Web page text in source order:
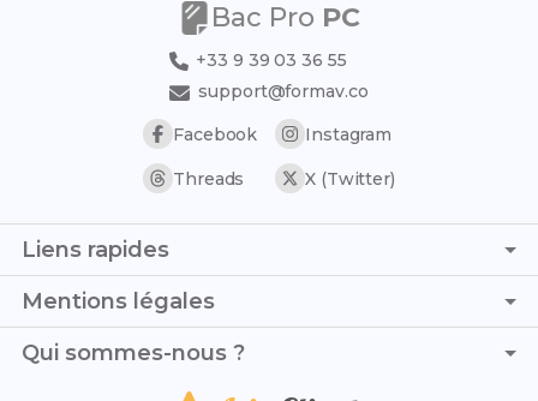
Bac Pro PC
+33 9 39 03 36 55
support@formav.co
Facebook
Instagram
Threads X (Twitter)
Liens rapides
Page d'accueil
Simulateur de notes
Trouver son stage
Trouver son alternance
Mentions légales
C.G.V. - C.G.U.
Qui sommes-nous ?